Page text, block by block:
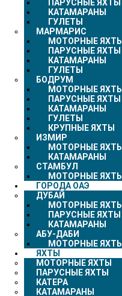
ПАРУСНЫЕ ЯХТЫ
КАТАМАРАНЫ
ГУЛЕТЫ
МАРМАРИС
МОТОРНЫЕ ЯХТЫ
ПАРУСНЫЕ ЯХТЫ
КАТАМАРАНЫ
ГУЛЕТЫ
БОДРУМ
МОТОРНЫЕ ЯХТЫ
ПАРУСНЫЕ ЯХТЫ
КАТАМАРАНЫ
ГУЛЕТЫ
КРУПНЫЕ ЯХТЫ
ИЗМИР
МОТОРНЫЕ ЯХТЫ
КАТАМАРАНЫ
СТАМБУЛ
МОТОРНЫЕ ЯХТЫ
ГОРОДА ОАЭ
ДУБАЙ
МОТОРНЫЕ ЯХТЫ
ПАРУСНЫЕ ЯХТЫ
КАТАМАРАНЫ
АБУ-ДАБИ
МОТОРНЫЕ ЯХТЫ
ЯХТЫ
МОТОРНЫЕ ЯХТЫ
ПАРУСНЫЕ ЯХТЫ
КАТЕРА
КАТАМАРАНЫ